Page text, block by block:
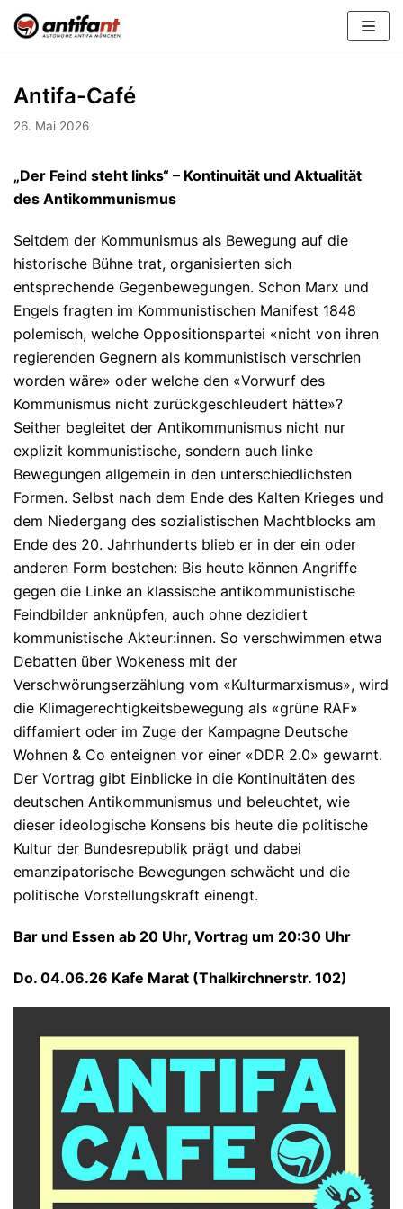
Zum
Inhalt
Antifa-Café
26. Mai 2026
„Der Feind steht links“ – Kontinuität und Aktualität
des Antikommunismus
Seitdem der Kommunismus als Bewegung auf die
historische Bühne trat, organisierten sich
entsprechende Gegenbewegungen. Schon Marx und
Engels fragten im Kommunistischen Manifest 1848
polemisch, welche Oppositionspartei «nicht von ihren
regierenden Gegnern als kommunistisch verschrien
worden wäre» oder welche den «Vorwurf des
Kommunismus nicht zurückgeschleudert hätte»?
Seither begleitet der Antikommunismus nicht nur
explizit kommunistische, sondern auch linke
Bewegungen allgemein in den unterschiedlichsten
Formen. Selbst nach dem Ende des Kalten Krieges und
dem Niedergang des sozialistischen Machtblocks am
Ende des 20. Jahrhunderts blieb er in der ein oder
anderen Form bestehen: Bis heute können Angriffe
gegen die Linke an klassische antikommunistische
Feindbilder anknüpfen, auch ohne dezidiert
kommunistische Akteur:innen. So verschwimmen etwa
Debatten über Wokeness mit der
Verschwörungserzählung vom «Kulturmarxismus», wird
die Klimagerechtigkeitsbewegung als «grüne RAF»
diffamiert oder im Zuge der Kampagne Deutsche
Wohnen & Co enteignen vor einer «DDR 2.0» gewarnt.
Der Vortrag gibt Einblicke in die Kontinuitäten des
deutschen Antikommunismus und beleuchtet, wie
dieser ideologische Konsens bis heute die politische
Kultur der Bundesrepublik prägt und dabei
emanzipatorische Bewegungen schwächt und die
politische Vorstellungskraft einengt.
Bar und Essen ab 20 Uhr, Vortrag um 20:30 Uhr
Do. 04.06.26 Kafe Marat (Thalkirchnerstr. 102)